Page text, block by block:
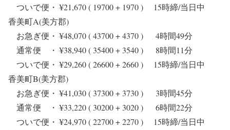
ついで便・ ¥21,670 ( 19700 + 1970 ) 15時締/当日中
香美町A(美方郡)
お急ぎ便・ ¥48,070 ( 43700 + 4370 ) 4時間49分
通常便 ・ ¥38,940 ( 35400 + 3540 ) 8時間11分
ついで便・ ¥29,260 ( 26600 + 2660 ) 15時締/当日中
香美町B(美方郡)
お急ぎ便・ ¥41,030 ( 37300 + 3730 ) 3時間45分
通常便 ・ ¥33,220 ( 30200 + 3020 ) 6時間22分
ついで便・ ¥24,970 ( 22700 + 2270 ) 15時締/当日中